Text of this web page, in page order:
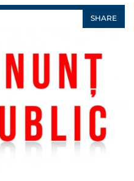
SHARE